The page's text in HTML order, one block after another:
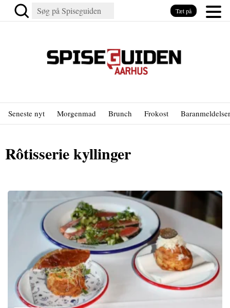
Seneste nyt Morgenmad Brunch Frokost Baranmeldelser
Rôtisserie kyllinger
Tæt på